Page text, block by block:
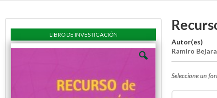
Autor(es)
Ramiro
Seleccione un
LIBRO DE INVESTIGACIÓN